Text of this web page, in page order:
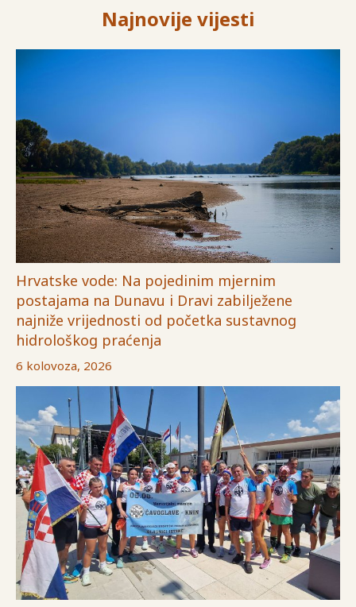
Najnovije vijesti
Hrvatske vode: Na pojedinim mjernim
postajama na Dunavu i Dravi zabilježene
najniže vrijednosti od početka sustavnog
hidrološkog praćenja
6 kolovoza, 2026